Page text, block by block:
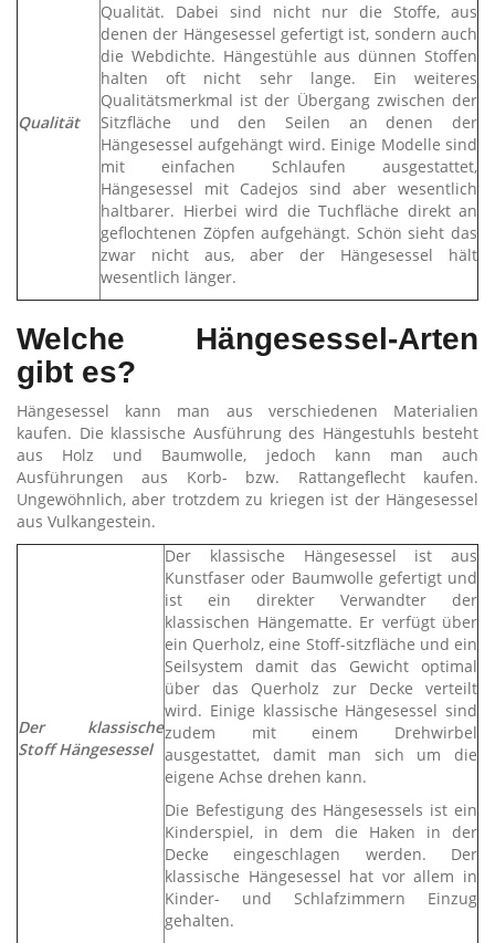
Qualität
Qualität. Dabei sind nicht nur die Stoffe, aus
denen der Hängesessel gefertigt ist, sondern auch
die Webdichte. Hängestühle aus dünnen Stoffen
halten oft nicht sehr lange. Ein weiteres
Qualitätsmerkmal ist der Übergang zwischen der
Sitzfläche und den Seilen an denen der
Hängesessel aufgehängt wird. Einige Modelle sind
mit einfachen Schlaufen ausgestattet,
Hängesessel mit Cadejos sind aber wesentlich
haltbarer. Hierbei wird die Tuchfläche direkt an
geflochtenen Zöpfen aufgehängt. Schön sieht das
zwar nicht aus, aber der Hängesessel hält
wesentlich länger.
Welche Hängesessel-Arten
gibt es?
Hängesessel kann man aus verschiedenen Materialien
kaufen. Die klassische Ausführung des Hängestuhls besteht
aus Holz und Baumwolle, jedoch kann man auch
Ausführungen aus Korb- bzw. Rattangeflecht kaufen.
Ungewöhnlich, aber trotzdem zu kriegen ist der Hängesessel
aus Vulkangestein.
Der klassische
Stoff Hängesessel
Der klassische Hängesessel ist aus
Kunstfaser oder Baumwolle gefertigt und
ist ein direkter Verwandter der
klassischen Hängematte. Er verfügt über
ein Querholz, eine Stoff-sitzfläche und ein
Seilsystem damit das Gewicht optimal
über das Querholz zur Decke verteilt
wird. Einige klassische Hängesessel sind
zudem mit einem Drehwirbel
ausgestattet, damit man sich um die
eigene Achse drehen kann.
Die Befestigung des Hängesessels ist ein
Kinderspiel, in dem die Haken in der
Decke eingeschlagen werden. Der
klassische Hängesessel hat vor allem in
Kinder- und Schlafzimmern Einzug
gehalten.